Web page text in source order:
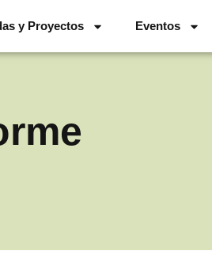
y Proyectos Eventos